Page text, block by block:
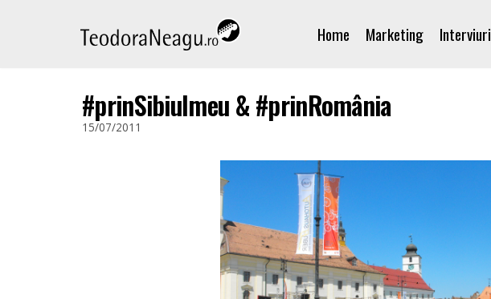
Home Marketing Interviuri
#prinSibiulmeu & #prinRomânia
15/07/2011